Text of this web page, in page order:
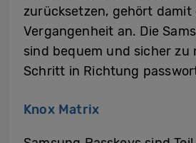
zurücksetzen, gehört damit
Vergangenheit an. Die
sind bequem und sicher zu
Schritt in Richtung
Knox Matrix